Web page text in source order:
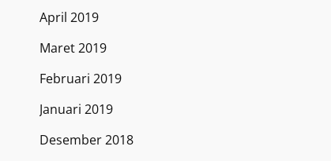
April 2019
Maret 2019
Februari 2019
Januari 2019
Desember 2018